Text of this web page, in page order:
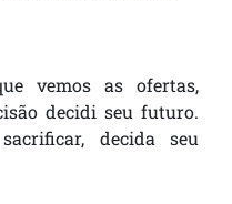
vemos as ofertas,
decidi seu futuro.
decida seu